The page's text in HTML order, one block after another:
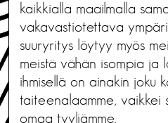
kaikkialla maailmalla
vakavastiotettava
suuryritys löytyy myös
meistä vähän isompia ja
ihmisellä on ainakin joku
taiteenalaamme, vaikkei
omaa tyyliämme.